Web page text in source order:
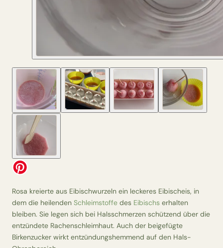
Rosa kreierte aus Eibischwurzeln ein leckeres Eibischeis, in
dem die heilenden Schleimstoffe des Eibischs erhalten
bleiben. Sie legen sich bei Halsschmerzen schützend über die
entzündete Rachenschleimhaut. Auch der beigefügte
Birkenzucker wirkt entzündungshemmend auf den Hals-